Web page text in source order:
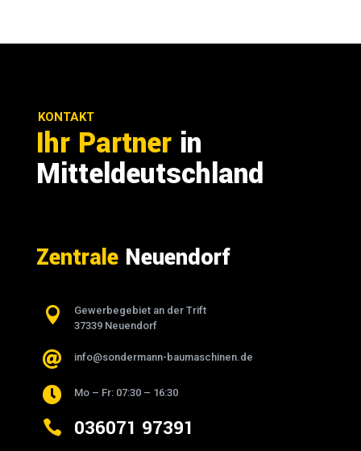
KONTAKT
Ihr Partner in
Mitteldeutschland
ZentraleNeuendorf

Gewerbegebiet an der Trift
37339 Neuendorf
 info@sondermann-baumaschinen.de
 Mo – Fr: 07:30 – 16:30
 036071 97391